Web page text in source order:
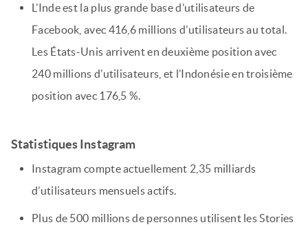
L’Inde est la plus grande base d’utilisateurs de
Facebook, avec 416,6 millions d’utilisateurs au total.
Les États-Unis arrivent en deuxième position avec
240 millions d’utilisateurs, et l’Indonésie en troisième
position avec 176,5 %.
Statistiques Instagram
Instagram compte actuellement 2,35 milliards
d’utilisateurs mensuels actifs.
Plus de 500 millions de personnes utilisent les Stories